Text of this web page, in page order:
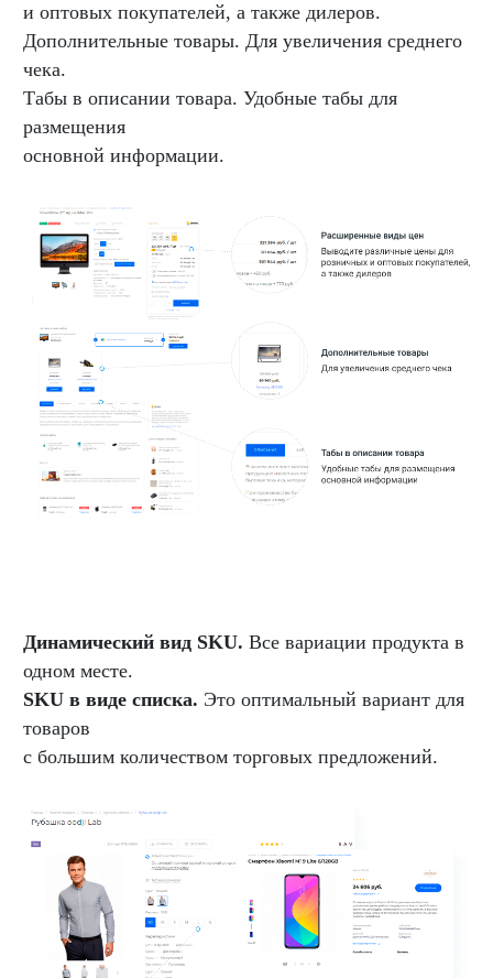
и оптовых покупателей, а также дилеров.
Дополнительные товары. Для увеличения среднего
чека.
Табы в описании товара. Удобные табы для
размещения
основной информации.
Динамический вид SKU. Все вариации продукта в
одном месте.
SKU в виде списка. Это оптимальный вариант для
товаров
с большим количеством торговых предложений.